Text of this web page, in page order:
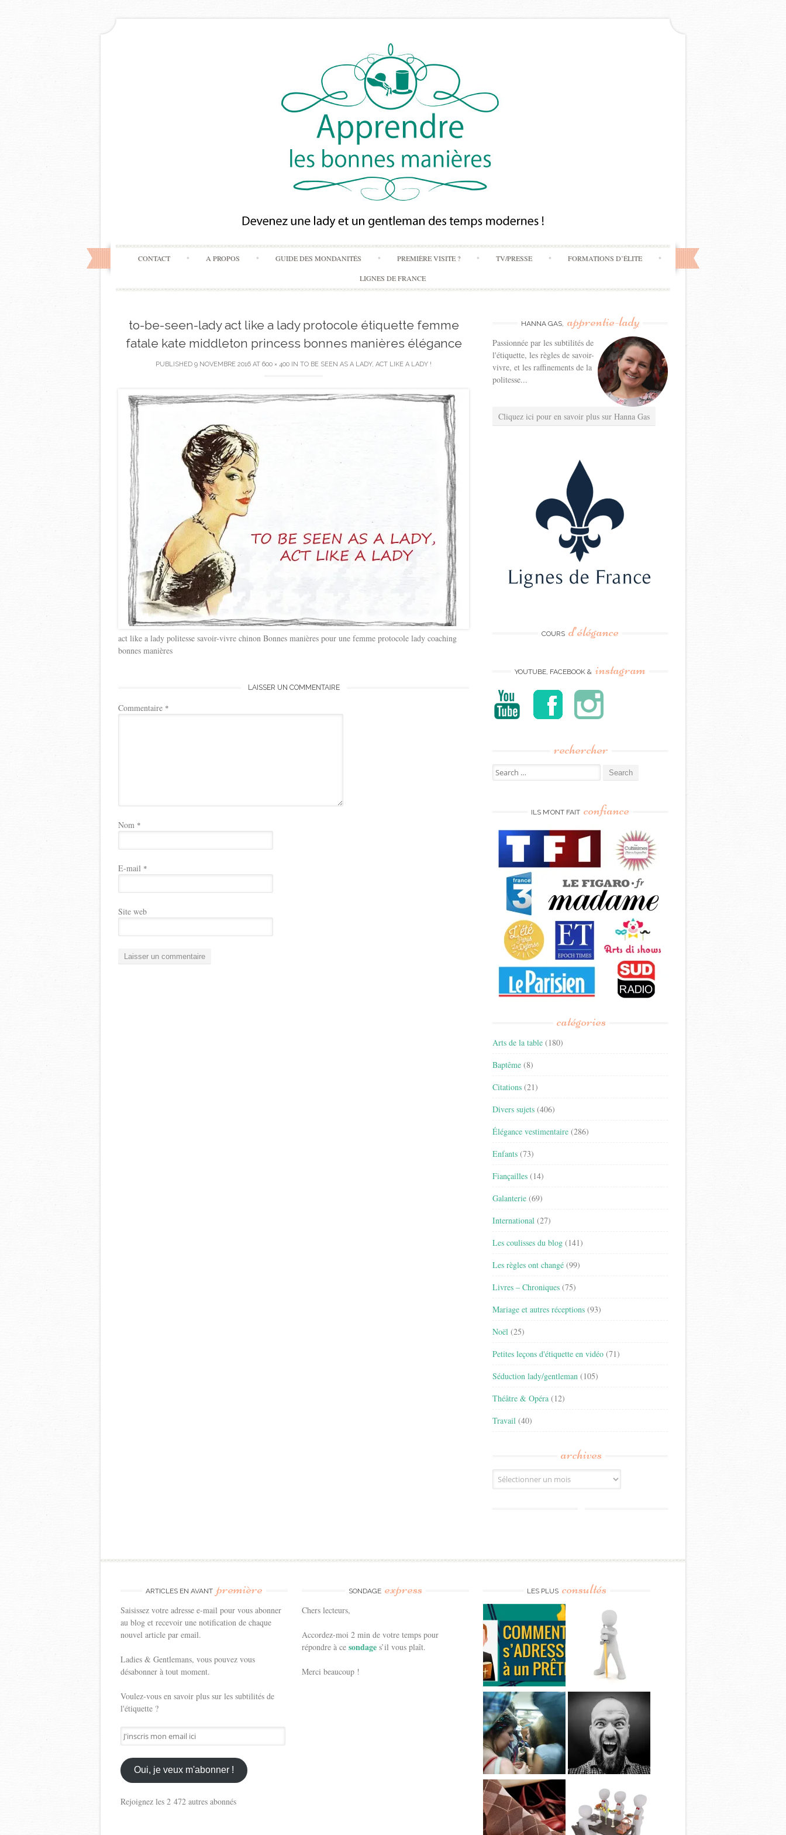
Skip
to
content
CONTACT A PROPOS GUIDE DES MONDANITÉS PREMIÈRE VISITE ? TV/PRESSE FORMATIONS D’ÉLITE
LIGNES DE FRANCE
to-be-seen-lady act like a lady protocole étiquette femme
fatale kate middleton princess bonnes manières élégance
PUBLISHED 9 NOVEMBRE 2016 AT 600 × 400 IN TO BE SEEN AS A LADY, ACT LIKE A LADY !
act like a lady politesse savoir-vivre chinon Bonnes manières pour une femme protocole lady coaching
bonnes manières
LAISSER UN COMMENTAIRE
Commentaire *
Nom *
E-mail *
Site web
HANNA GAS, apprentie-lady
Passionnée par les subtilités de
l'étiquette, les règles de savoir-
vivre, et les raffinements de la
politesse...
Cliquez ici pour en savoir plus sur Hanna Gas
COURS d’élégance
YOUTUBE, FACEBOOK & instagram
rechercher
Search
for:
ILS M’ONT FAIT confiance
catégories
Arts de la table (180)
Baptême (8)
Citations (21)
Divers sujets (406)
Élégance vestimentaire (286)
Enfants (73)
Fiançailles (14)
Galanterie (69)
International (27)
Les coulisses du blog (141)
Les règles ont changé (99)
Livres – Chroniques (75)
Mariage et autres réceptions (93)
Noël (25)
Petites leçons d'étiquette en vidéo (71)
Séduction lady/gentleman (105)
Théâtre & Opéra (12)
Travail (40)
archives
Archives
ARTICLES EN AVANT première
Saisissez votre adresse e-mail pour vous abonner
au blog et recevoir une notification de chaque
nouvel article par email.
Ladies & Gentlemans, vous pouvez vous
désabonner à tout moment.
Voulez-vous en savoir plus sur les subtilités de
l'étiquette ?
J'inscris
mon
email
ici
Oui, je veux m'abonner !
Rejoignez les 2 472 autres abonnés
SONDAGE express
Chers lecteurs,
Accordez-moi 2 min de votre temps pour
répondre à cesondages’il vous plaît.
Merci beaucoup !
LES PLUS consultés